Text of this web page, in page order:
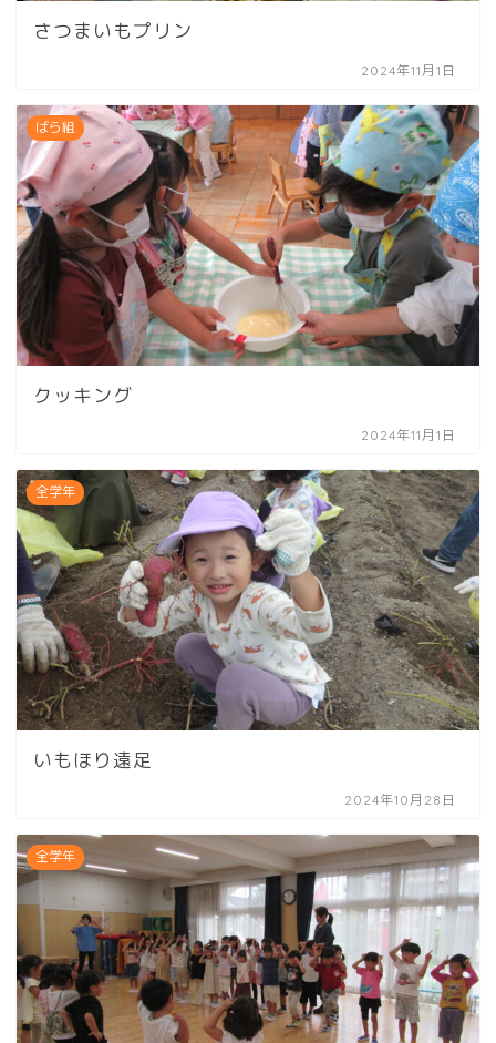
さつまいもプリン
2024年11月1日
ばら組
クッキング
2024年11月1日
全学年
いもほり遠足
2024年10月28日
全学年